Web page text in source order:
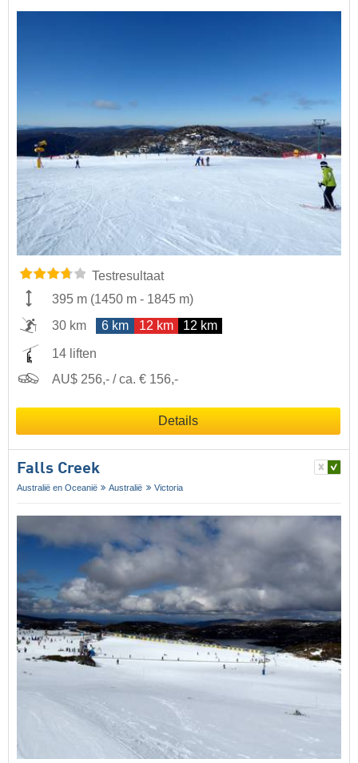
Testresultaat
395 m (1450 m - 1845 m)
30 km
6 km 12 km 12 km
14 liften
AU$ 256,- / ca. € 156,-
Details
Falls Creek
Australië en Oceanië Australië Victoria